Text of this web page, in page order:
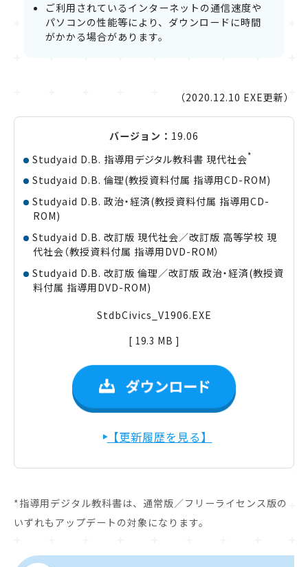
ご利用されているインターネットの通信速度や
パソコンの性能等により、ダウンロードに時間
がかかる場合があります。
（2020.12.10 EXE更新）
19.06
Studyaid D.B. 指導用デジタル教科書 現代社会*
Studyaid D.B. 倫理(教授資料付属 指導用CD-ROM)
Studyaid D.B. 政治・経済(教授資料付属 指導用CD-
ROM)
Studyaid D.B. 改訂版 現代社会／改訂版 高等学校 現
代社会（教授資料付属 指導用DVD-ROM）
Studyaid D.B. 改訂版 倫理／改訂版 政治・経済(教授資
料付属 指導用DVD-ROM)
StdbCivics_V1906.EXE
[ 19.3 MB ]
【更新履歴を見る】
*指導用デジタル教科書は、通常版／フリーライセンス版の
いずれもアップデートの対象になります。